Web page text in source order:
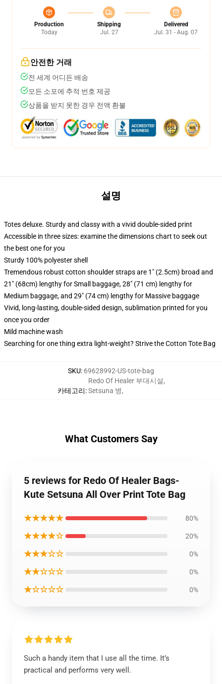
Production
Today
Shipping
Jul. 27
Delivered
Jul. 31 - Aug. 07
안전한 거래
전 세계 어디든 배송
모든 소포에 추적 번호 제공
상품을 받지 못한 경우 전액 환불
설명
Totes deluxe. Sturdy and classy with a vivid double-sided print
Accessible in three sizes: examine the dimensions chart to seek out
the best one for you
Sturdy 100% polyester shell
Tremendous robust cotton shoulder straps are 1" (2.5cm) broad and
21" (68cm) lengthy for Small baggage, 28" (71 cm) lengthy for
Medium baggage, and 29" (74 cm) lengthy for Massive baggage
Vivid, long-lasting, double-sided design, sublimation printed for you
once you order
Mild machine wash
Searching for one thing extra light-weight? Strive the Cotton Tote Bag
SKU: 69628992-US-tote-bag
카테고리:
Redo Of Healer 부대시설,
Setsuna 병,
What Customers Say
5 reviews for Redo Of Healer Bags-
Kute Setsuna All Over Print Tote Bag
★★★★★ 80%
★★★★☆ 20%
★★★☆☆ 0%
★★☆☆☆ 0%
★☆☆☆☆ 0%
Such a handy item that I use all the time. It’s
practical and performs very well.